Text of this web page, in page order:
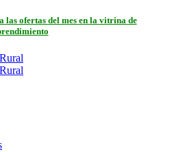
las ofertas del mes en la vitrina de